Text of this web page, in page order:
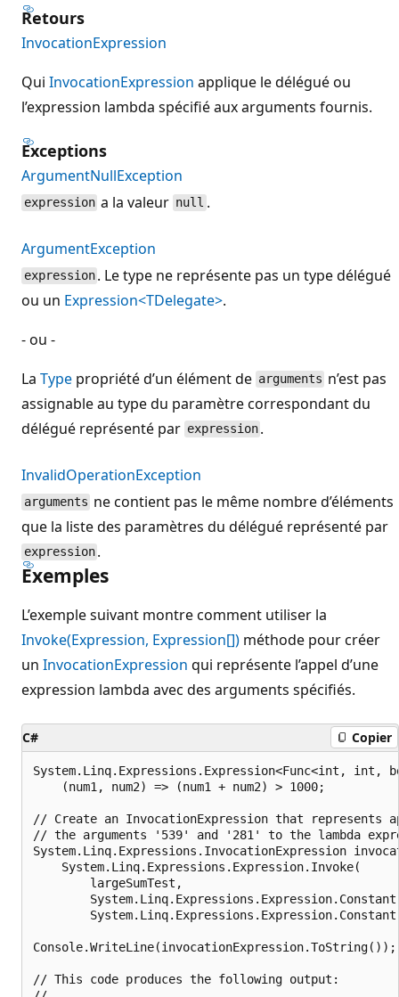
Retours
InvocationExpression
Qui InvocationExpression applique le délégué ou
l’expression lambda spécifié aux arguments fournis.
Exceptions
ArgumentNullException
expression a la valeur null .
ArgumentException
expression . Le type ne représente pas un type délégué
ou un Expression<TDelegate>.
- ou -
La Type propriété d’un élément de arguments n’est pas
assignable au type du paramètre correspondant du
délégué représenté par expression .
InvalidOperationException
arguments ne contient pas le même nombre d’éléments
que la liste des paramètres du délégué représenté par
expression .
Exemples
L’exemple suivant montre comment utiliser la
Invoke(Expression, Expression[]) méthode pour créer
un InvocationExpression qui représente l’appel d’une
expression lambda avec des arguments spécifiés.
C# Copier
System.Linq.Expressions.Expression<Func<int, int,
    (num1, num2) => (num1 + num2) > 1000;
// Create an InvocationExpression that represents
// the arguments '539' and '281' to the lambda
System.Linq.Expressions.InvocationExpression
    System.Linq.Expressions.Expression.Invoke(
        largeSumTest,
Console.WriteLine(invocationExpression.ToString());
// This code produces the following output: